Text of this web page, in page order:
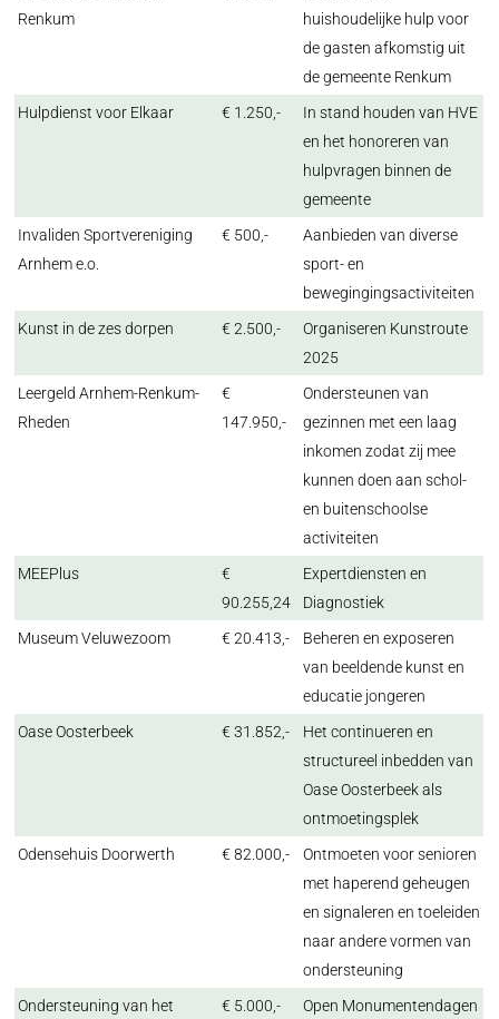
Renkum
huishoudelijke hulp voor
de gasten afkomstig uit
de gemeente Renkum
Hulpdienst voor Elkaar
€ 1.250,-
In stand houden van HVE
en het honoreren van
hulpvragen binnen de
gemeente
Invaliden Sportvereniging
Arnhem e.o.
€ 500,-
Aanbieden van diverse
sport- en
bewegingingsactiviteiten
Kunst in de zes dorpen
€ 2.500,-
Organiseren Kunstroute
2025
Leergeld Arnhem-Renkum-
Rheden
€
147.950,-
Ondersteunen van
gezinnen met een laag
inkomen zodat zij mee
kunnen doen aan schol-
en buitenschoolse
activiteiten
MEEPlus
€
90.255,24
Expertdiensten en
Diagnostiek
Museum Veluwezoom
€ 20.413,-
Beheren en exposeren
van beeldende kunst en
educatie jongeren
Oase Oosterbeek
€ 31.852,-
Het continueren en
structureel inbedden van
Oase Oosterbeek als
ontmoetingsplek
Odensehuis Doorwerth
€ 82.000,-
Ontmoeten voor senioren
met haperend geheugen
en signaleren en toeleiden
naar andere vormen van
ondersteuning
Ondersteuning van het
€ 5.000,- Open Monumentendagen